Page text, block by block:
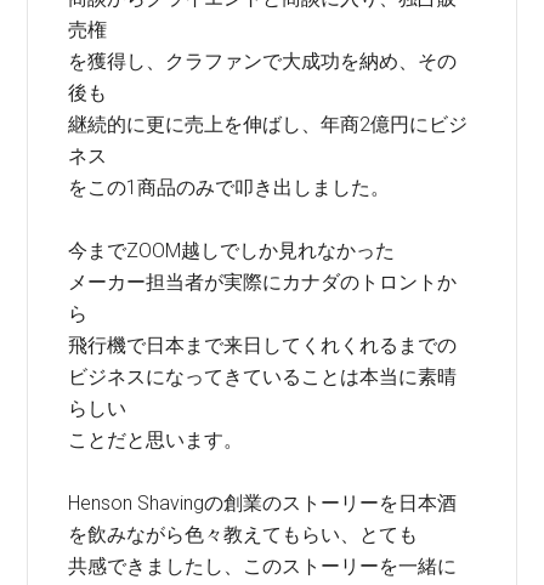
売権
を獲得し、クラファンで大成功を納め、その
後も
継続的に更に売上を伸ばし、年商2億円にビジ
ネス
をこの1商品のみで叩き出しました。
今までZOOM越しでしか見れなかった
メーカー担当者が実際にカナダのトロントか
ら
飛行機で日本まで来日してくれくれるまでの
ビジネスになってきていることは本当に素晴
らしい
ことだと思います。
Henson Shavingの創業のストーリーを日本酒
を飲みながら色々教えてもらい、とても
共感できましたし、このストーリーを一緒に